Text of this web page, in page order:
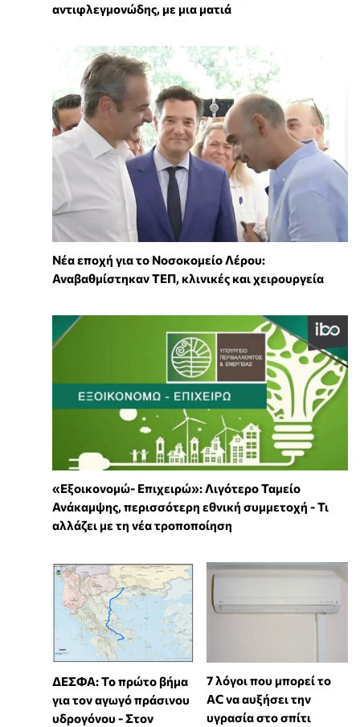
αντιφλεγμονώδης, με μια ματιά
Νέα εποχή για το Νοσοκομείο Λέρου:
Αναβαθμίστηκαν ΤΕΠ, κλινικές και χειρουργεία
«Εξοικονομώ- Επιχειρώ»: Λιγότερο Ταμείο
Ανάκαμψης, περισσότερη εθνική συμμετοχή - Τι
αλλάζει με τη νέα τροποποίηση
ΔΕΣΦΑ: Το πρώτο βήμα
για τον αγωγό πράσινου
υδρογόνου - Στον
7 λόγοι που μπορεί το
AC να αυξήσει την
υγρασία στο σπίτι